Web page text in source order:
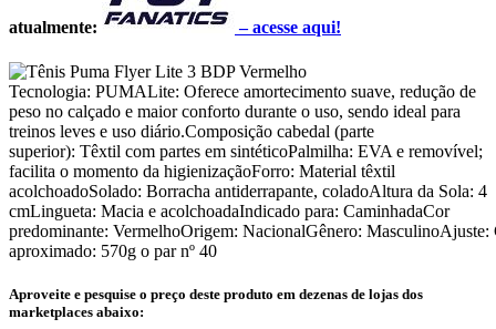
atualmente: –acesse aqui!
Tecnologia: PUMALite: Oferece amortecimento suave, redução de
peso no calçado e maior conforto durante o uso, sendo ideal para
treinos leves e uso diário.Composição cabedal (parte
superior): Têxtil com partes em sintéticoPalmilha: EVA e removível;
facilita o momento da higienizaçãoForro: Material têxtil
acolchoadoSolado: Borracha antiderrapante, coladoAltura da Sola: 4
cmLingueta: Macia e acolchoadaIndicado para: CaminhadaCor
predominante: VermelhoOrigem: NacionalGênero: MasculinoAjuste:
aproximado: 570g o par nº 40
Aproveite e pesquise o preço deste produto em dezenas de lojas dos
marketplaces abaixo: